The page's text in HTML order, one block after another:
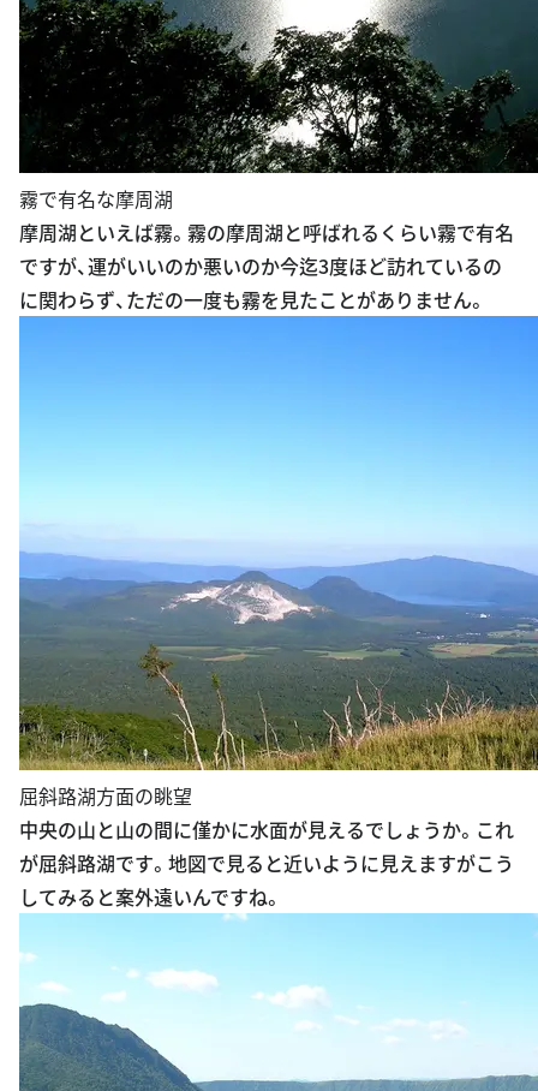
霧で有名な摩周湖
摩周湖といえば霧。霧の摩周湖と呼ばれるくらい霧で有名
ですが、運がいいのか悪いのか今迄3度ほど訪れているの
に関わらず、ただの一度も霧を見たことがありません。
屈斜路湖方面の眺望
中央の山と山の間に僅かに水面が見えるでしょうか。これ
が屈斜路湖です。地図で見ると近いように見えますがこう
してみると案外遠いんですね。